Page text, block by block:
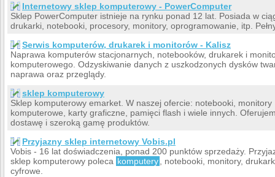
Internetowy sklep komputerowy - PowerComputer
Sklep PowerComputer istnieje na rynku ponad 12 lat. Posiada w
drukarki, notebooki, procesory, monitory, oprogramowanie, itp.
Serwis komputerów, drukarek i monitorów - Kalisz
Naprawa komputerów stacjonarnych, notebooków, drukarek i
komputerowego. Odzyskiwanie danych z uszkodzonych dysków
naprawa oraz przeglądy.
sklep komputerowy
Sklep komputerowy emarket. W naszej ofercie: notebooki,
komputerowe, karty graficzne, pamięci flash i wiele innych.
dostawę i szeroką gamę produktów.
Przyjazny sklep internetowy Vobis.pl
Vobis - 16 lat doświadczenia, ponad 200 punktów sprzedaży.
sklep komputerowy poleca komputery
, notebooki, monitory,
cyfrowe.